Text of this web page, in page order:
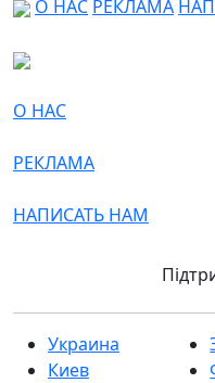
О НАС РЕКЛАМА
О НАС
РЕКЛАМА
НАПИСАТЬ НАМ
Украина
Киев